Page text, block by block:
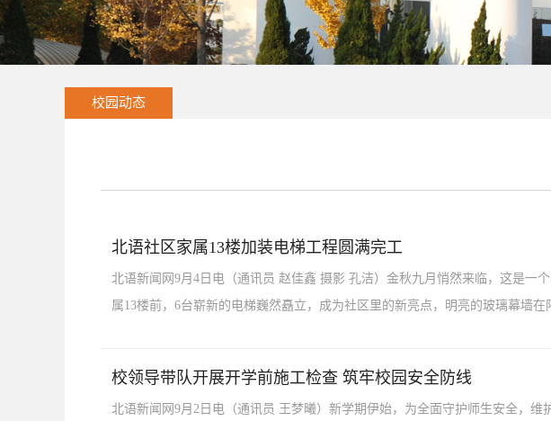
校园动态
北语社区家属13楼加装电梯工程圆满完工
北语新闻网9月4日电（通讯员 赵佳鑫 摄影 孔洁）金秋九月悄然来临，这是一
属13楼前，6台崭新的电梯巍然矗立，成为社区里的新亮点，明亮的玻璃幕墙
校领导带队开展开学前施工检查 筑牢校园安全防线
北语新闻网9月2日电（通讯员 王梦曦）新学期伊始，为全面守护师生安全，